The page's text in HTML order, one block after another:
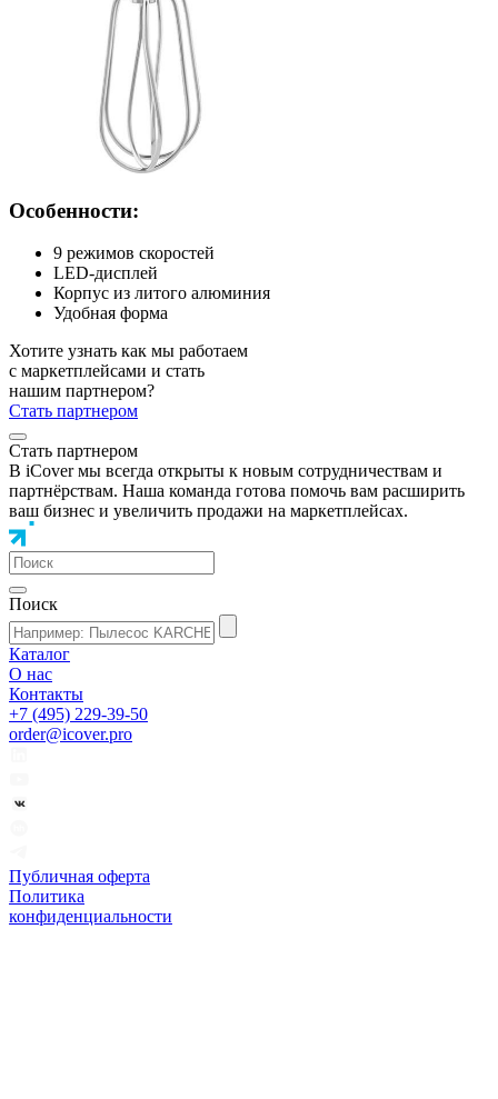
Особенности:
9 режимов скоростей
LED-дисплей
Корпус из литого алюминия
Удобная форма
Хотите узнать как мы работаем
с маркетплейсами и стать
нашим партнером?
Стать партнером
Стать партнером
В iCover мы всегда открыты к новым сотрудничествам и
партнёрствам. Наша команда готова помочь вам расширить
ваш бизнес и увеличить продажи на маркетплейсах.
Поиск
Каталог
О нас
Контакты
+7 (495) 229-39-50
order@icover.pro
Публичная оферта
Политика
конфиденциальности